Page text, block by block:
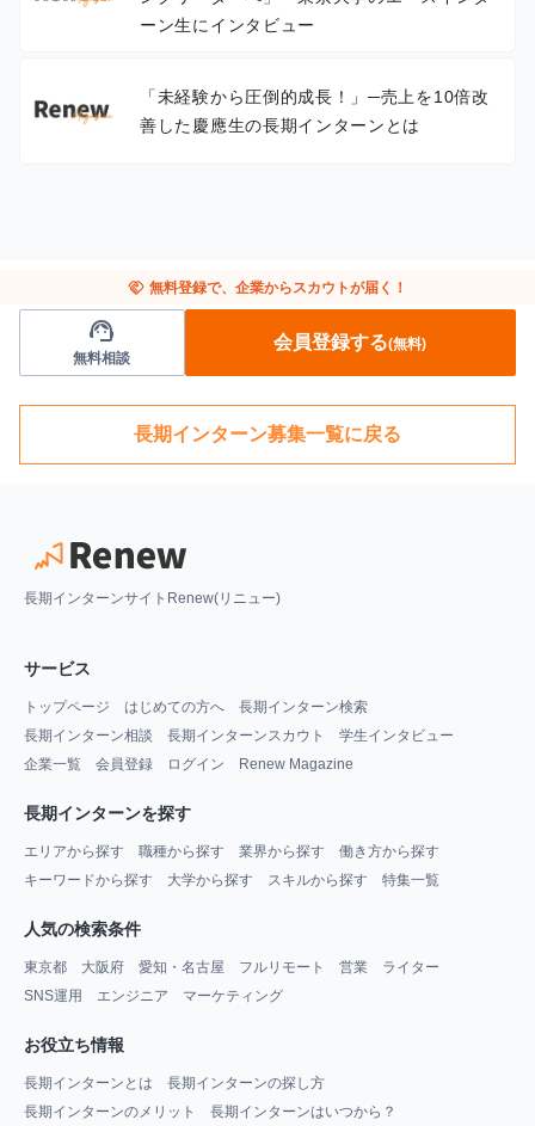
ーン生にインタビュー
「未経験から圧倒的成長！」─売上を10倍改
善した慶應生の長期インターンとは
handshake 無料登録で、企業からスカウトが届く！
support_agent
無料相談
会員登録する(無料)
長期インターン募集一覧に戻る
長期インターンサイトRenew(リニュー)
サービス
トップページ はじめての方へ
長期インターン検索
長期インターン相談
長期インターンスカウト
学生インタビュー
企業一覧
会員登録 ログイン Renew Magazine
長期インターンを探す
エリアから探す 職種から探す 業界から探す
働き方から探す
キーワードから探す
大学から探す スキルから探す 特集一覧
人気の検索条件
東京都 大阪府 愛知・名古屋 フルリモート 営業
ライター
SNS運用
エンジニア マーケティング
お役立ち情報
長期インターンとは
長期インターンの探し方
長期インターンのメリット
長期インターンはいつから？